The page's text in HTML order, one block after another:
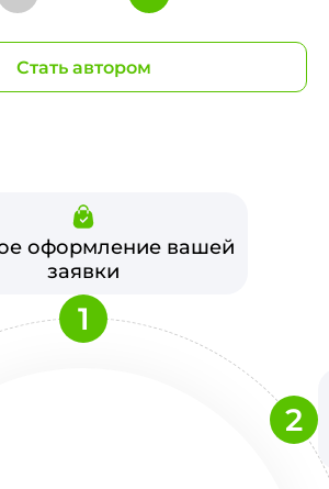
Стать автором
оформление вашей
заявки
1
2